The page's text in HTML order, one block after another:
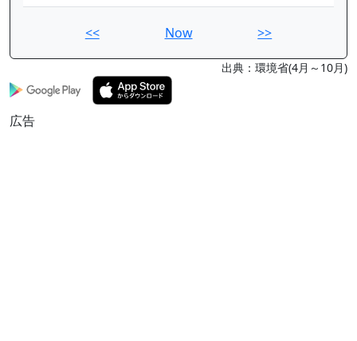
<< Now >>
出典：環境省(4月～10月)
広告